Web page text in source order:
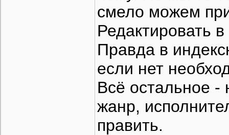
смело можем
Редактировать
Правда в
если нет
Всё остальное -
жанр,
править.